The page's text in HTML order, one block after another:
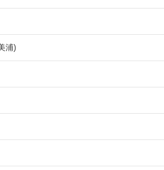
浦)